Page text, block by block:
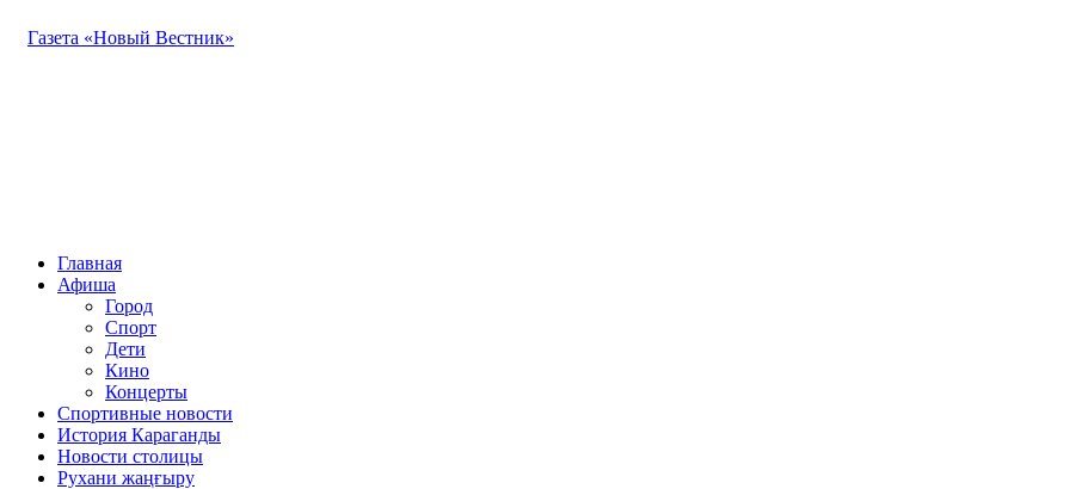
Газета «Новый Вестник»
Главная
Афиша
Город
Спорт
Дети
Кино
Концерты
Спортивные новости
История Караганды
Новости столицы
Рухани жаңғыру